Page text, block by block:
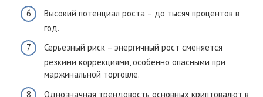
Высокий потенциал роста – до тысяч процентов в
год.
Серьезный риск – энергичный рост сменяется
резкими коррекциями, особенно опасными при
маржинальной торговле.
Однозначная трендовость основных криптовалют в